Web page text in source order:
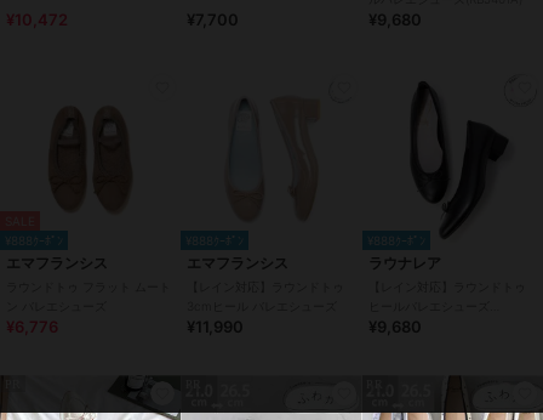
原産国
¥10,472 ¥7,700 ¥9,680
¥888ｸｰﾎﾟﾝ
エマフランシス
¥6,776
¥888ｸｰﾎﾟﾝ
エマフランシス
¥11,990
¥888ｸｰﾎﾟﾝ
ラウナレア
(RB5001A)
¥9,680